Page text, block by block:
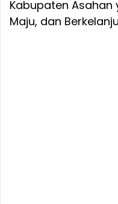
Kabupaten Asahan
Maju, dan